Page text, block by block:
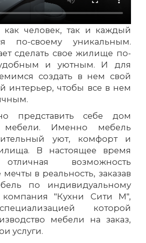
как человек, так и каждый
по-своему уникальным.
сделать свое жилище по-
и уютным. И для
создать в нем свой
интерьер, чтобы все в нем
представить себе дом
Именно мебель
уют, комфорт и
В настоящее время
возможность
мечты в реальность, заказав
по индивидуальному
компания "Кухни Сити М",
которой
мебели на заказ,
услуги.